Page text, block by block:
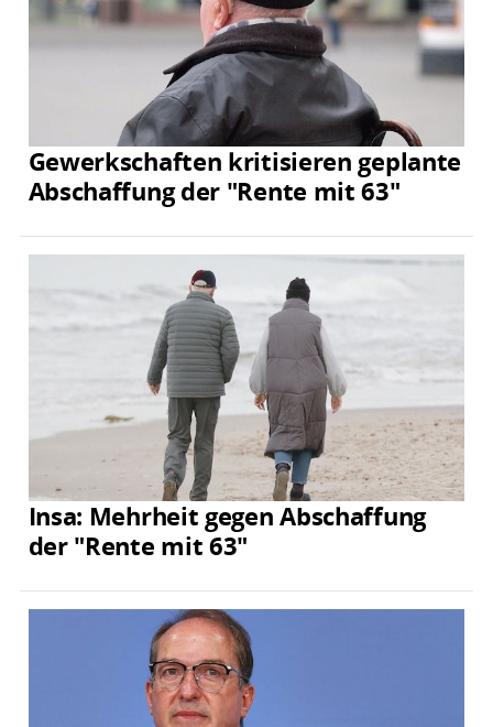
Gewerkschaften kritisieren geplante
Abschaffung der "Rente mit 63"
Insa: Mehrheit gegen Abschaffung
der "Rente mit 63"